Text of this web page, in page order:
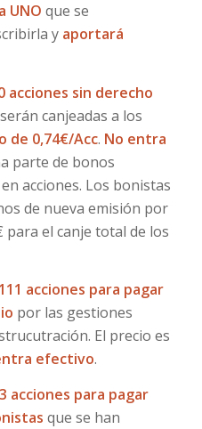
UNO que se
y aportará
acciones sin derecho
canjeadas a los
de 0,74€/Acc. No entra
parte de bonos
acciones. Los bonistas
de nueva emisión por
para el canje total de los
acciones para pagar
por las gestiones
El precio es
efectivo.
acciones para pagar
que se han